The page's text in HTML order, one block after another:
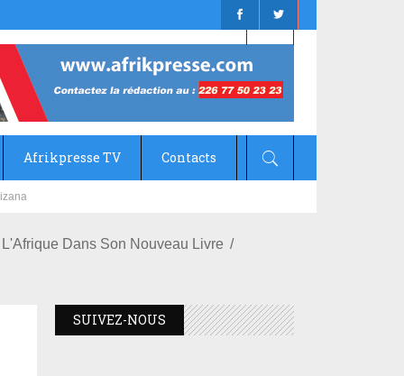
Afrikpresse TV Contacts
Dans Son Nouveau Livre
SUIVEZ-NOUS